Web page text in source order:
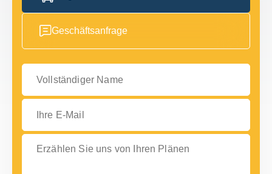
Geschäftsanfrage
Vollständiger Name
Ihre E-Mail
Erzählen Sie uns von Ihren Plänen